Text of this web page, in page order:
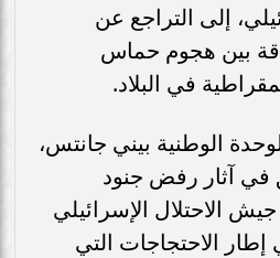
إلى التراجع عن
بين هجوم حماس
في البلاد.
الوطنية بيني جانتس،
في آثار رفض جنود
الاحتلال الإسرائيلي
الاحتجاجات التي